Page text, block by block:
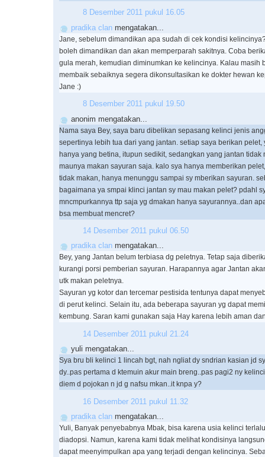
8 Desember 2011 pukul 16.05
pradika clan mengatakan...
Jane, sebelum dimandikan apa sudah di cek kondisi
boleh dimandikan dan akan memperparah sakitnya. Coba
gula merah, kemudian diminumkan ke kelincinya. Kalau masih
membaik sebaiknya segera dikonsultasikan ke dokter hewan
Jane :)
8 Desember 2011 pukul 19.50
anonim mengatakan...
Nama saya Bey, saya baru dibelikan sepasang kelinci jenis
sepertinya lebih tua dari yang jantan. setiap saya berikan pelet,
hanya yang betina, itupun sedikit, sedangkan yang jantan tidak
maunya makan sayuran saja. kalo sya hanya memberikan
tidak makan, hanya menunggu sampai sy mberikan sayuran.
bagaimana ya smpai klinci jantan sy mau makan pelet? pdahl
mncmpurkannya ttp saja yg dmakan hanya sayurannya..dan
bsa membuat mencret?
14 Desember 2011 pukul 06.50
pradika clan mengatakan...
Bey, yang Jantan belum terbiasa dg peletnya. Tetap saja
kurangi porsi pemberian sayuran. Harapannya agar Jantan
utk makan peletnya.
Sayuran yg kotor dan tercemar pestisida tentunya dapat
di perut kelinci. Selain itu, ada beberapa sayuran yg dapat
kembung. Saran kami gunakan saja Hay karena lebih aman
14 Desember 2011 pukul 21.24
yuli mengatakan...
Sya bru bli kelinci 1 lincah bgt, nah ngliat dy sndrian kasian jd
dy..pas pertama d ktemuin akur main breng..pas pagi2 ny
diem d pojokan n jd g nafsu mkan..it knpa y?
16 Desember 2011 pukul 11.32
pradika clan mengatakan...
Yuli, Banyak penyebabnya Mbak, bisa karena usia kelinci
diadopsi. Namun, karena kami tidak melihat kondisinya
dapat meenyimpulkan apa yang terjadi dengan kelincinya.